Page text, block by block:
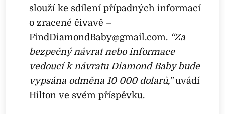
slouží ke sdílení případných informací
o zracené čivavě –
FindDiamondBaby@gmail.com. “Za
bezpečný návrat nebo informace
vedoucí k návratu Diamond Baby bude
vypsána odměna 10 000 dolarů,”uvádí
Hilton ve svém příspěvku.